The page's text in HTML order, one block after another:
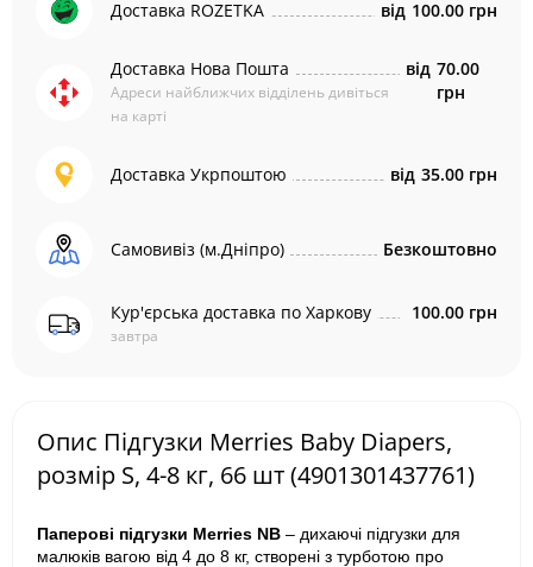
Доставка ROZETKA від 100.00 грн
Доставка Нова Пошта
Адреси найближчих відділень дивіться
на карті
від 70.00
грн
Доставка Укрпоштою від 35.00 грн
Самовивіз (м.Дніпро) Безкоштовно
Кур'єрська доставка по Харкову
завтра
100.00 грн
Опис Підгузки Merries Baby Diapers,
розмір S, 4-8 кг, 66 шт (4901301437761)
Паперові підгузки Merries NB – дихаючі підгузки для
малюків вагою від 4 до 8 кг, створені з турботою про